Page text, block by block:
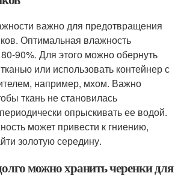
важно для предотвращения
Оптимальная влажность
90%. Для этого можно обернуть
или использовать контейнер с
например, мхом. Важно
ткань не становилась
опрыскивать ее водой.
может привести к гниению,
золотую середину.
можно хранить черенки для